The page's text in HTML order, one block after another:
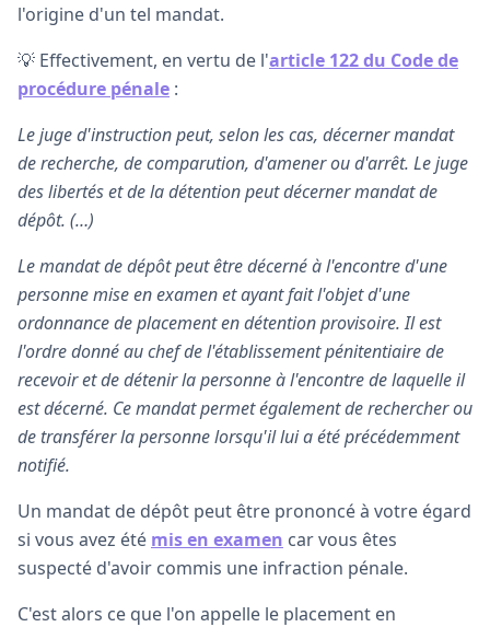
l'origine d'un tel mandat.
💡 Effectivement, en vertu de l'article 122 du Code de
procédure pénale :
Le juge d'instruction peut, selon les cas, décerner mandat
de recherche, de comparution, d'amener ou d'arrêt. Le juge
des libertés et de la détention peut décerner mandat de
dépôt. (…)
Le mandat de dépôt peut être décerné à l'encontre d'une
personne mise en examen et ayant fait l'objet d'une
ordonnance de placement en détention provisoire. Il est
l'ordre donné au chef de l'établissement pénitentiaire de
recevoir et de détenir la personne à l'encontre de laquelle il
est décerné. Ce mandat permet également de rechercher ou
de transférer la personne lorsqu'il lui a été précédemment
notifié.
Un mandat de dépôt peut être prononcé à votre égard
si vous avez été mis en examen car vous êtes
suspecté d'avoir commis une infraction pénale.
C'est alors ce que l'on appelle le placement en